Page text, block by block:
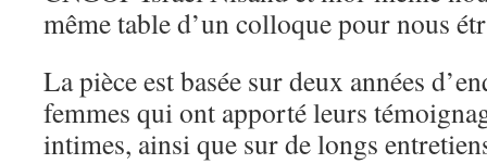
même table d’un colloque pour nous
La pièce est basée sur deux années
femmes qui ont apporté leurs
intimes, ainsi que sur de longs